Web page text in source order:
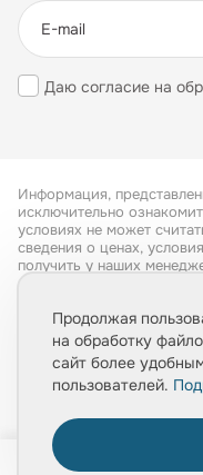
Даю согласие на
Информация,
исключительно
условиях не может
сведения о ценах,
получить у наших
Продолжая
на обработку
сайт более
пользователей.